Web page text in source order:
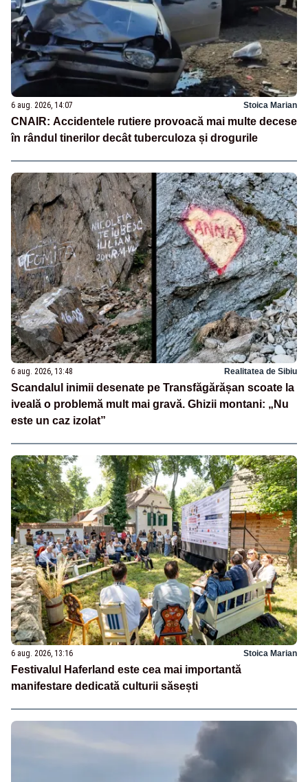
6 aug. 2026, 14:07 Stoica Marian
CNAIR: Accidentele rutiere provoacă mai multe decese
în rândul tinerilor decât tuberculoza și drogurile
6 aug. 2026, 13:48 Realitatea de Sibiu
Scandalul inimii desenate pe Transfăgărășan scoate la
iveală o problemă mult mai gravă. Ghizii montani: „Nu
este un caz izolat”
6 aug. 2026, 13:16 Stoica Marian
Festivalul Haferland este cea mai importantă
manifestare dedicată culturii săsești